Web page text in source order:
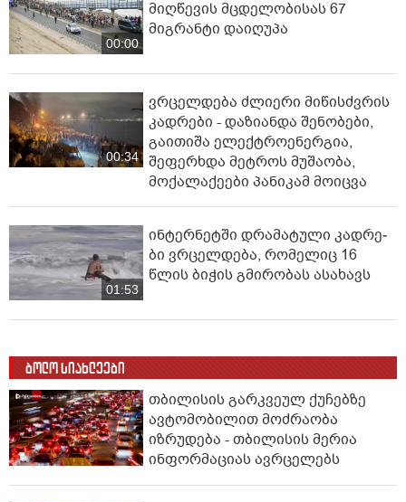
00:00
მიღწევის მცდელობისას 67
მიგრანტი დაიღუპა
00:34
ვრცელდება ძლიერი მიწისძვრის
კადრები - დაზიანდა შენობები,
გაითიშა ელექტროენერგია,
შეფერხდა მეტროს მუშაობა,
მოქალაქეები პანიკამ მოიცვა
01:53
ინ­ტერ­ნეტ­ში დრა­მა­ტუ­ლი კად­რე­
ბი ვრცელდება, რომელიც 16
წლის ბიჭის გმირობას ასახავს
ბოლო სიახლეები
თბილისის გარკვეულ ქუჩებზე
ავტომობილით მოძრაობა
იზრუდება - თბილისის მერია
ინფორმაციას ავრცელებს